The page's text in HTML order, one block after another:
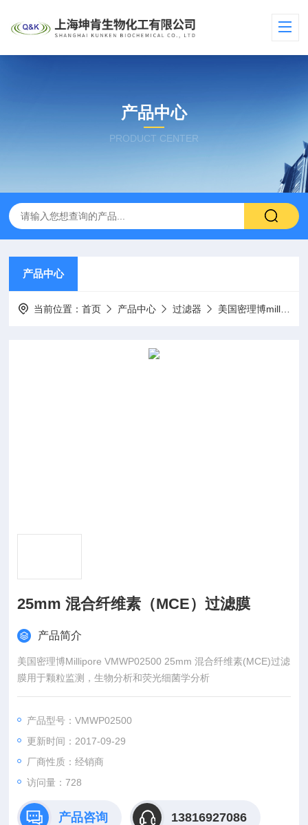
产品中心
PRODUCT CENTER
产品中心
当前位置：首页 产品中心 过滤器 美国密理博millipore
25mm 混合纤维素（MCE）过滤膜
产品简介
美国密理博Millipore VMWP02500 25mm 混合纤维素(MCE)过滤
膜用于颗粒监测，生物分析和荧光细菌学分析
产品型号：VMWP02500
更新时间：2017-09-29
厂商性质：经销商
访问量：728
产品咨询 13816927086